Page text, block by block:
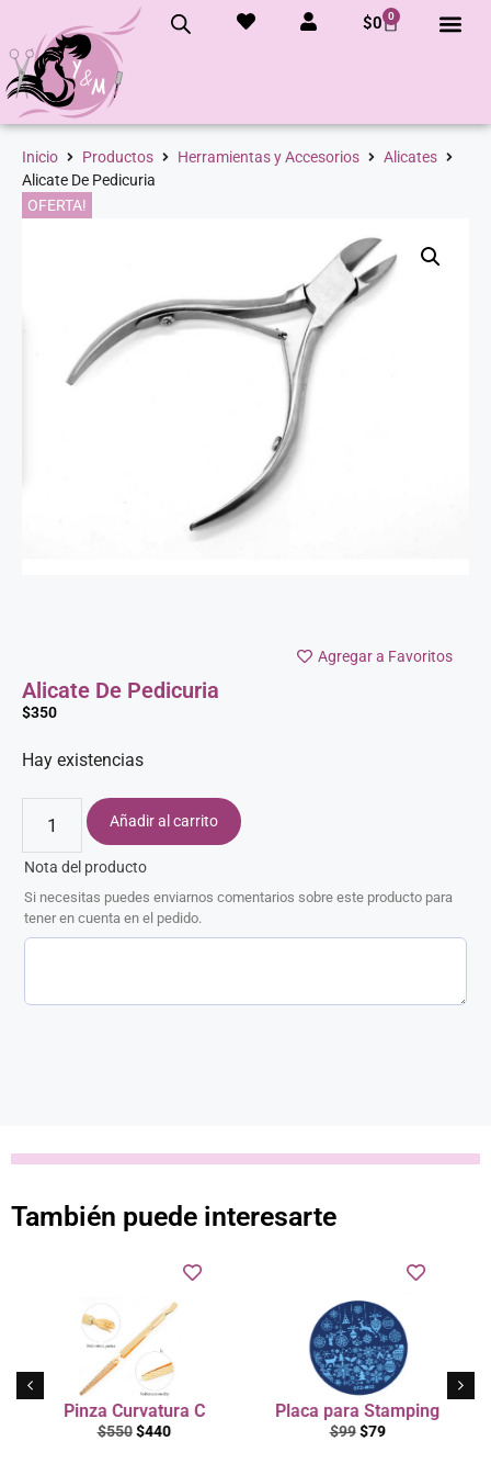
$0 0
Inicio Productos Herramientas y Accesorios
Alicates
Alicate De Pedicuria
OFERTA!
Agregar a Favoritos
Alicate De Pedicuria
$350
Hay existencias
Añadir al carrito
Nota del producto
Si necesitas puedes enviarnos comentarios sobre este producto para
tener en cuenta en el pedido.
También puede interesarte
Pinza Curvatura C
$550 $440
Placa para Stamping
$99 $79